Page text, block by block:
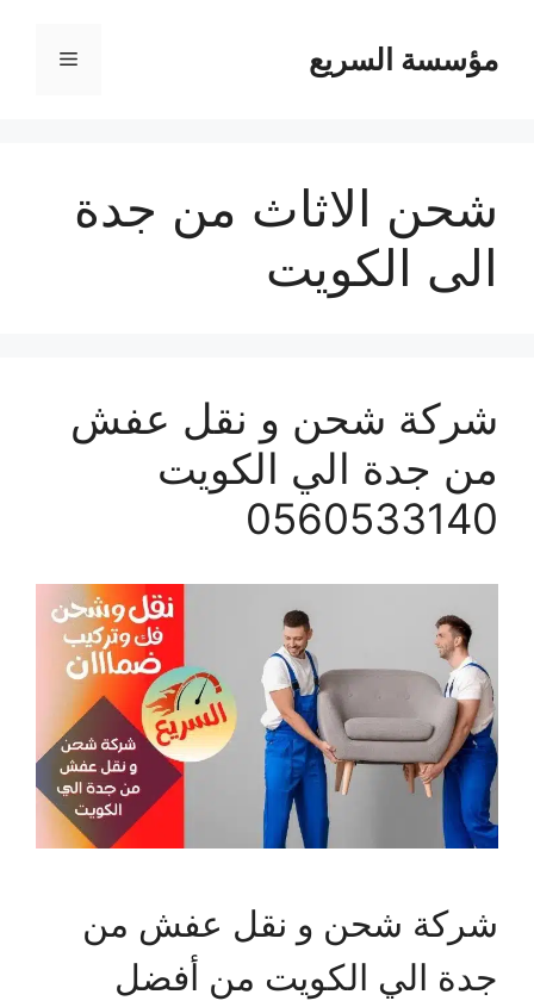
مؤسسة السريع القائمة
شحن الاثاث من جدة
الى الكويت
شركة شحن و نقل عفش
من جدة الي الكويت
0560533140
شركة شحن و نقل عفش من
جدة الي الكويت من أفضل